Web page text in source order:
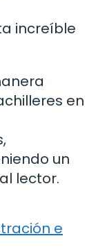
increíble
en
un
lector.
e